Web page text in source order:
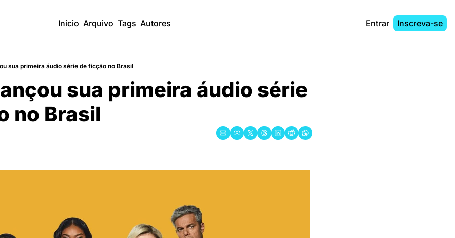
Início Arquivo Tags Autores Entrar Inscreva-se
sua primeira áudio série de ficção no Brasil
sua primeira áudio série
no Brasil